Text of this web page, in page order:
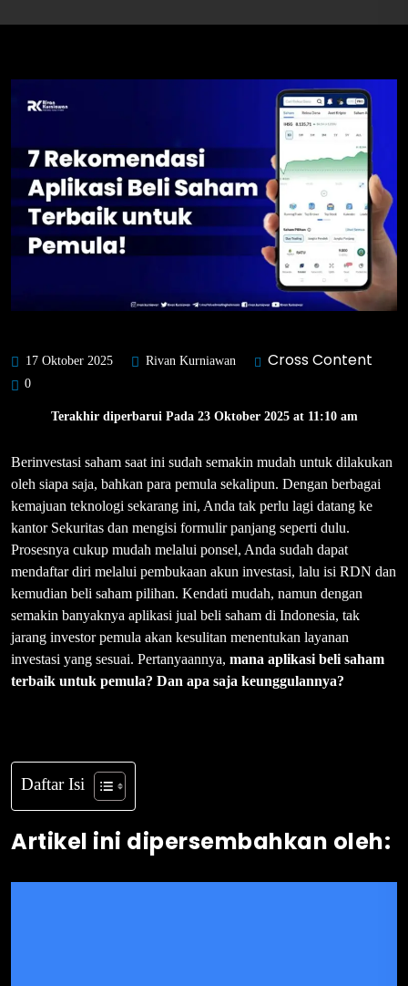
17 Oktober 2025 Rivan Kurniawan Cross Content
0
Terakhir diperbarui Pada 23 Oktober 2025 at 11:10 am
Berinvestasi saham saat ini sudah semakin mudah untuk dilakukan
oleh siapa saja, bahkan para pemula sekalipun. Dengan berbagai
kemajuan teknologi sekarang ini, Anda tak perlu lagi datang ke
kantor Sekuritas dan mengisi formulir panjang seperti dulu.
Prosesnya cukup mudah melalui ponsel, Anda sudah dapat
mendaftar diri melalui pembukaan akun investasi, lalu isi RDN dan
kemudian beli saham pilihan. Kendati mudah, namun dengan
semakin banyaknya aplikasi jual beli saham di Indonesia, tak
jarang investor pemula akan kesulitan menentukan layanan
investasi yang sesuai. Pertanyaannya, mana aplikasi beli saham
terbaik untuk pemula? Dan apa saja keunggulannya?
Daftar Isi
Artikel ini dipersembahkan oleh: